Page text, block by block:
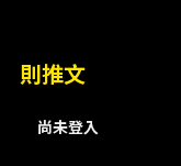
人士可享香港
×1（兩日公演
光、閃光或煙
則推文
尚未登入